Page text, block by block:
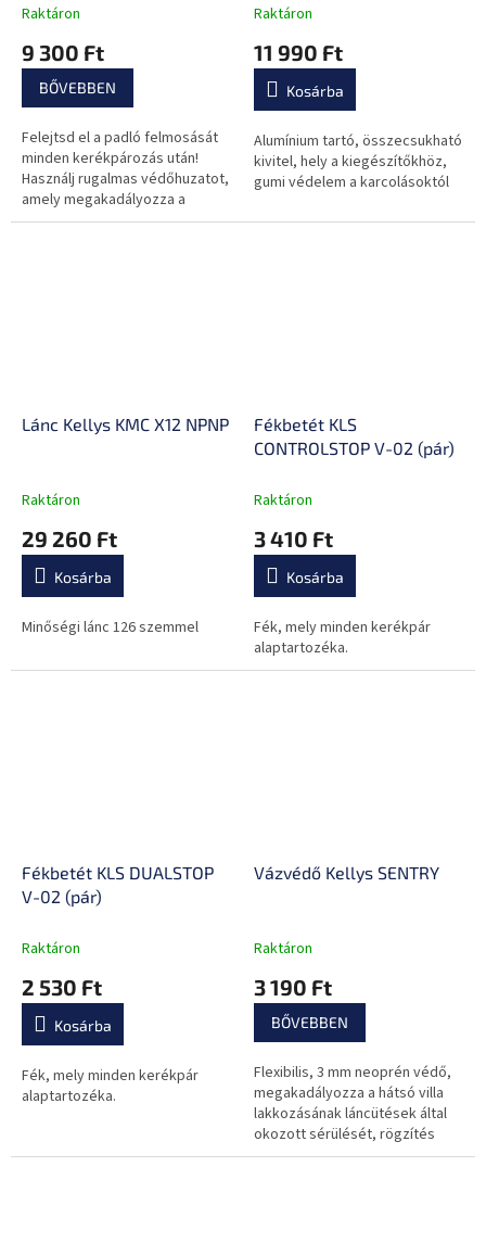
Raktáron
9 300 Ft
BŐVEBBEN
Felejtsd el a padló felmosását
minden kerékpározás után!
Használj rugalmas védőhuzatot,
amely megakadályozza a
szennyeződések általi
Raktáron
11 990 Ft
Kosárba
Alumínium tartó, összecsukható
kivitel, hely a kiegészítőkhöz,
gumi védelem a karcolásoktól
Lánc Kellys KMC X12 NPNP
Raktáron
29 260 Ft
Kosárba
Minőségi lánc 126 szemmel
Fékbetét KLS
CONTROLSTOP V-02 (pár)
Raktáron
3 410 Ft
Kosárba
Fék, mely minden kerékpár
alaptartozéka.
Fékbetét KLS DUALSTOP
V-02 (pár)
Raktáron
2 530 Ft
Kosárba
Fék, mely minden kerékpár
alaptartozéka.
Vázvédő Kellys SENTRY
Raktáron
3 190 Ft
BŐVEBBEN
Flexibilis, 3 mm neoprén védő,
megakadályozza a hátsó villa
lakkozásának láncütések által
okozott sérülését, rögzítés
tépőzárral.